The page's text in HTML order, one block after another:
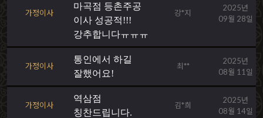
가정이사
마곡점 등촌주공
이사 성공적!!!
강추합니다ㅠㅠㅠ
강*지
2025년
09월 28일
가정이사
통인에서 하길
잘했어요!
최**
2025년
08월 11일
가정이사
역삼점
칭찬드립니다.
김*희
2025년
08월 14일